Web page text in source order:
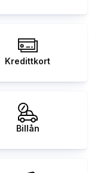
Kredittkort
Billån